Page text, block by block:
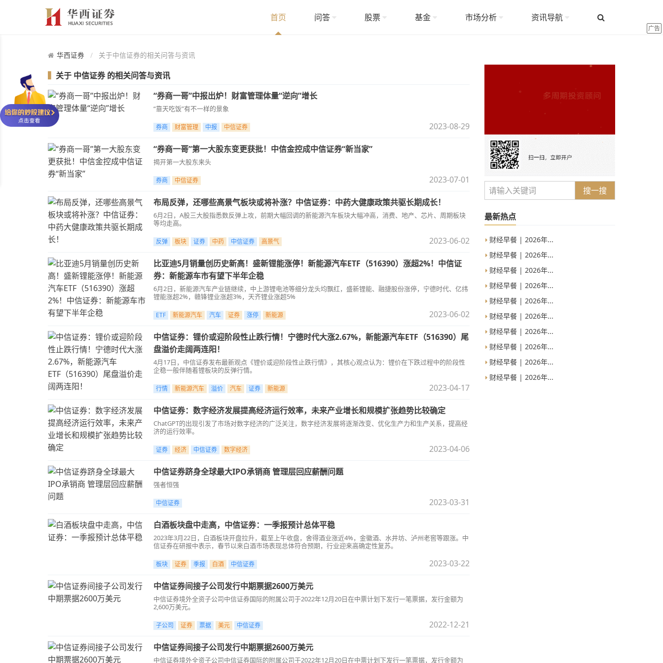
首页 问答 股票 基金 市场分析 资讯导航
广告
华西证券 关于中信证券的相关问答与资讯
关于 中信证券的相关问答与资讯
“券商一哥”中报出炉！财富管理体量“逆向”增长
“靠天吃饭”有不一样的景象
券商 财富管理 中报 中信证券 2023-08-29
“券商一哥”第一大股东变更获批！中信金控成中信证券“新当家”
揭开第一大股东来头
券商 中信证券 2023-07-01
布局反弹，还哪些高景气板块或将补涨？中信证券：中药大健康政策共驱长期成长！
6月2日，A股三大股指悉数反弹上攻，前期大幅回调的新能源汽车板块大幅冲高，消费、地产、芯片、周期板块
等均走高。
反弹 板块 证券 中药 中信证券 高景气 2023-06-02
比亚迪5月销量创历史新高！盛新锂能涨停！新能源汽车ETF（516390）涨超2%！中信证
券：新能源车市有望下半年企稳
6月2日，新能源汽车产业链继续，中上游锂电池等细分龙头均飘红，盛新锂能、融捷股份涨停，宁德时代、亿纬
锂能涨超2%，赣锋锂业涨超3%，天齐锂业涨超5%
ETF 新能源汽车 汽车 证券 涨停 新能源 2023-06-02
中信证券：锂价或迎阶段性止跌行情！宁德时代大涨2.67%，新能源汽车ETF（516390）尾
盘溢价走阔两连阳！
4月17日，中信证券发布最新观点《锂价或迎阶段性止跌行情》，其核心观点认为：锂价在下跌过程中的阶段性
企稳一般伴随着锂板块的反弹行情。
行情 新能源汽车 溢价 汽车 证券 新能源 2023-04-17
中信证券：数字经济发展提高经济运行效率，未来产业增长和规模扩张趋势比较确定
ChatGPT的出现引发了市场对数字经济的广泛关注，数字经济发展将逐渐改变、优化生产力和生产关系，提高经
济的运行效率。
证券 经济 中信证券 数字经济 2023-04-06
中信证券跻身全球最大IPO承销商 管理层回应薪酬问题
强者恒强
中信证券 2023-03-31
白酒板块盘中走高，中信证券：一季报预计总体平稳
2023年3月22日，白酒板块开盘拉升，截至上午收盘，舍得酒业涨近4%，金徽酒、水井坊、泸州老窖等跟涨。中
信证券在研报中表示，春节以来白酒市场表现总体符合预期，行业迎来高确定性复苏。
板块 证券 季报 白酒 中信证券 2023-03-22
中信证券间接子公司发行中期票据2600万美元
中信证券境外全资子公司中信证券国际的附属公司于2022年12月20日在中票计划下发行一笔票据，发行金额为
2,600万美元。
子公司 证券 票据 美元 中信证券 2022-12-21
中信证券间接子公司发行中期票据2600万美元
中信证券境外全资子公司中信证券国际的附属公司于2022年12月20日在中票计划下发行一笔票据，发行金额为
搜一搜
最新热点
财经早餐 | 2026年...
财经早餐 | 2026年...
财经早餐 | 2026年...
财经早餐 | 2026年...
财经早餐 | 2026年...
财经早餐 | 2026年...
财经早餐 | 2026年...
财经早餐 | 2026年...
财经早餐 | 2026年...
财经早餐 | 2026年...